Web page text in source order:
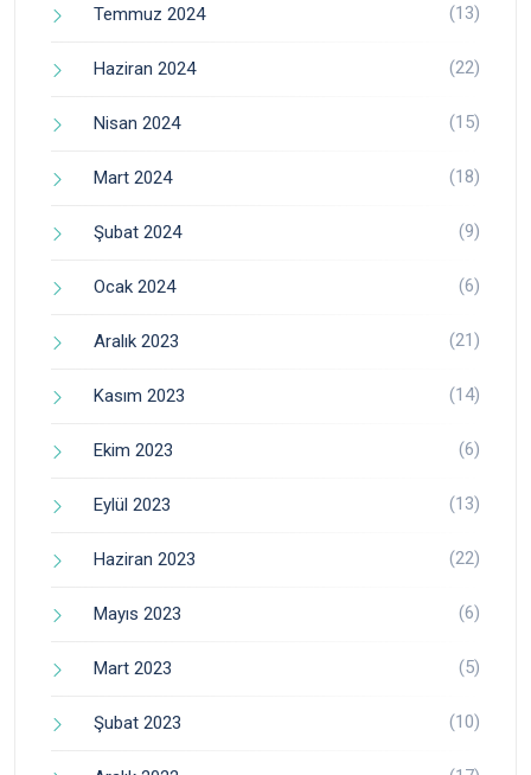
Temmuz 2024 (13)
Haziran 2024 (22)
Nisan 2024 (15)
Mart 2024 (18)
Şubat 2024 (9)
Ocak 2024 (6)
Aralık 2023 (21)
Kasım 2023 (14)
Ekim 2023 (6)
Eylül 2023 (13)
Haziran 2023 (22)
Mayıs 2023 (6)
Mart 2023 (5)
Şubat 2023 (10)